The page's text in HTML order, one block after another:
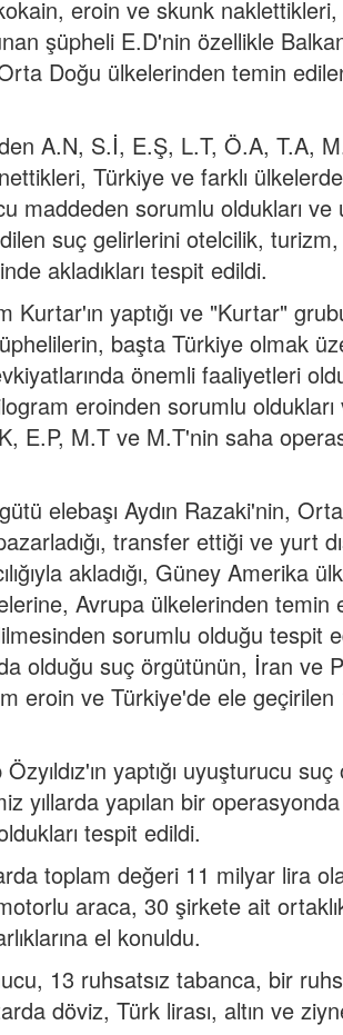
eroin ve skunk
şüpheli E.D'nin özellikle
Doğu ülkelerinden temin
A.N, S.İ, E.Ş, L.T, Ö.A, T.A,
Türkiye ve farklı
maddeden sorumlu oldukları
suç gelirlerini otelcilik,
akladıkları tespit edildi.
Kurtar'ın yaptığı ve "Kurtar"
başta Türkiye olmak
önemli faaliyetleri
eroinden sorumlu
E.P, M.T ve M.T'nin saha
elebaşı Aydın Razaki'nin,
transfer ettiği ve yurt
akladığı, Güney Amerika
Avrupa ülkelerinden temin
sorumlu olduğu tespit
olduğu suç örgütünün, İran ve
eroin ve Türkiye'de ele geçirilen
Özyıldız'ın yaptığı uyuşturucu
yıllarda yapılan bir
tespit edildi.
toplam değeri 11 milyar lira
araca, 30 şirkete ait
el konuldu.
13 ruhsatsız tabanca, bir
döviz, Türk lirası, altın ve